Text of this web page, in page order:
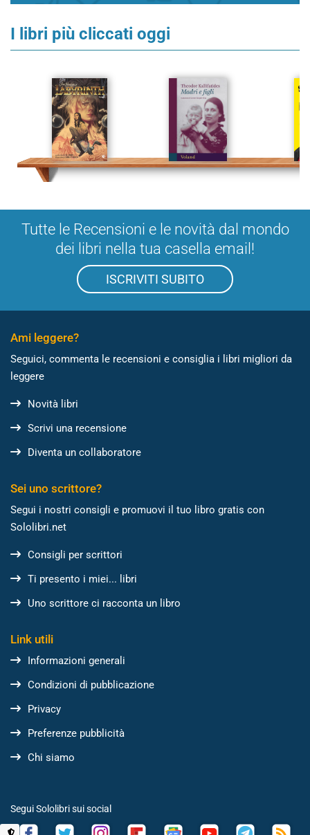
I libri più cliccati oggi
Tutte le Recensioni e le novità dal mondo
dei libri nella tua casella email!
ISCRIVITI SUBITO
Ami leggere?
Seguici, commenta le recensioni e consiglia i libri migliori da
leggere
Novità libri
Scrivi una recensione
Diventa un collaboratore
Sei uno scrittore?
Segui i nostri consigli e promuovi il tuo libro gratis con
Sololibri.net
Consigli per scrittori
Ti presento i miei... libri
Uno scrittore ci racconta un libro
Link utili
Informazioni generali
Condizioni di pubblicazione
Privacy
Preferenze pubblicità
Chi siamo
Segui Sololibri sui social